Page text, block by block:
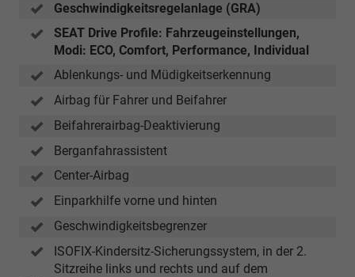
Geschwindigkeitsregelanlage (GRA)
SEAT Drive Profile: Fahrzeugeinstellungen,
Modi: ECO, Comfort, Performance, Individual
Ablenkungs- und Müdigkeitserkennung
Airbag für Fahrer und Beifahrer
Beifahrerairbag-Deaktivierung
Berganfahrassistent
Center-Airbag
Einparkhilfe vorne und hinten
Geschwindigkeitsbegrenzer
ISOFIX-Kindersitz-Sicherungssystem, in der 2.
Sitzreihe links und rechts und auf dem